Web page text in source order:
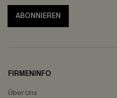
ABONNIEREN
FIRMENINFO
Über Uns